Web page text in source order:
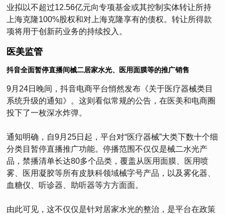
业拟以不超过12.56亿元向专项基金或其控制实体转让所持
上海克隆100%股权和对上海克隆享有的债权。转让所得款
项将用于创新药业务的持续投入。
医美监管
抖音全面暂停直播间械二居家水光、医用面膜等的推广销售
9月24日晚间，抖音电商平台悄然发布《关于医疗器械类目
系统升级的通知》。这则看似常规的公告，在医美和电商圈
投下了一枚深水炸弹。
通知明确，自9月25日起，平台对“医疗器械”大类下数十个细
分类目暂停直播推广功能。停播范围不仅仅是械二水光产
品，禁播清单长达80多个品类，覆盖从医用面膜、医用喷
雾、医用凝胶等所有皮肤科领域械字号产品，以及雾化器、
血糖仪、听诊器、助听器等方方面面。
由此可见，这不仅仅是针对居家水光的整治，是平台在政策